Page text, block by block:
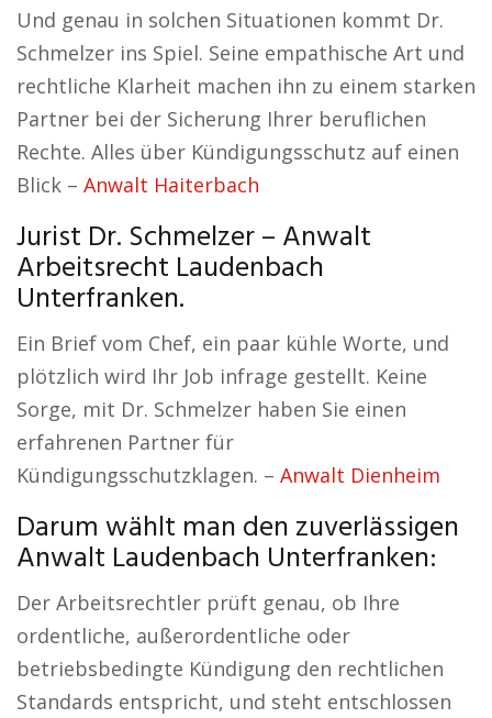
Und genau in solchen Situationen kommt Dr.
Schmelzer ins Spiel. Seine empathische Art und
rechtliche Klarheit machen ihn zu einem starken
Partner bei der Sicherung Ihrer beruflichen
Rechte. Alles über Kündigungsschutz auf einen
Blick – Anwalt Haiterbach
Jurist Dr. Schmelzer – Anwalt
Arbeitsrecht Laudenbach
Unterfranken.
Ein Brief vom Chef, ein paar kühle Worte, und
plötzlich wird Ihr Job infrage gestellt. Keine
Sorge, mit Dr. Schmelzer haben Sie einen
erfahrenen Partner für
Kündigungsschutzklagen. – Anwalt Dienheim
Darum wählt man den zuverlässigen
Anwalt Laudenbach Unterfranken:
Der Arbeitsrechtler prüft genau, ob Ihre
ordentliche, außerordentliche oder
betriebsbedingte Kündigung den rechtlichen
Standards entspricht, und steht entschlossen